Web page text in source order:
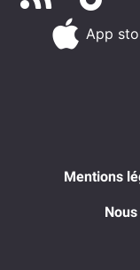
App
Mentions